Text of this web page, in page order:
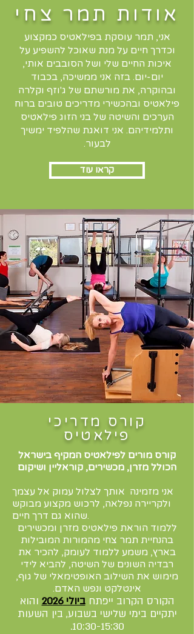
אודות תמר צחי
אני, תמר עוסקת בפילאטיס כמקצוע
וכדרך חיים על מנת שאוכל להשפיע על
איכות החיים שלי ושל הסובבים אותי,
יום-יום. בזה אני ממשיכה, בכבוד
ובהוקרה, את מורשתם של ג'וזף וקלרה
פילאטיס ובהכשירי מדריכים טובים ברוח
הערכים והשיטה של בני הזוג פילאטיס
ותלמידיהם. אני דואגת שהלפיד ימשיך
לבעור.
קראו עוד
קורס מדריכי
פילאטיס
קורס מורים לפילאטיס המקיף בישראל
הכולל מזרן, מכשירים, קוראליין ושיקום
אני מזמינה אותך לצלול עמוק אל עצמך
ולקריירה נפלאה, לרכוש מקצוע מבוקש
שהוא גם דרך חיים.
ללמוד הוראת פילאטיס מזרן ומכשירים
בהנחיית תמר צחי מהמורות המובילות
בארץ, משמע ללמוד לעומק, להכיר את
רבדיה השונים של השיטה, להביא לידי
מימוש את השילוב האופטימאלי של גוף,
אינטלקט ונפש האדם.
הקורס הקרוב ייפתחביולי 2026
והוא
יתקיים בימי שלישי בשבוע, בין השעות
10:30-15:30.